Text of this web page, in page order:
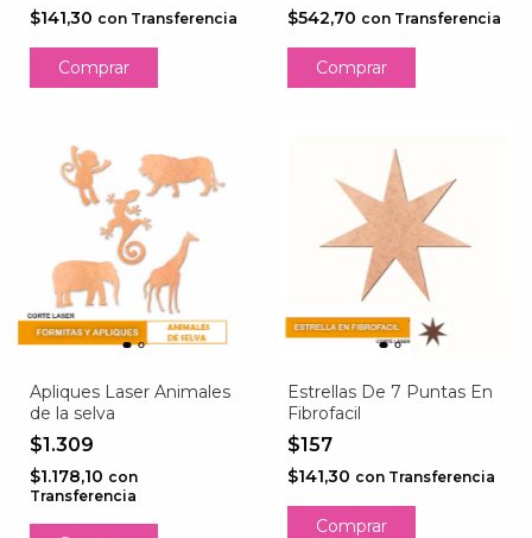
$141,30 con Transferencia
Comprar
$542,70 con Transferencia
Apliques Laser Animales
de la selva
$1.309
$1.178,10 con
Transferencia
Estrellas De 7 Puntas En
Fibrofacil
$157
$141,30 con Transferencia
Comprar